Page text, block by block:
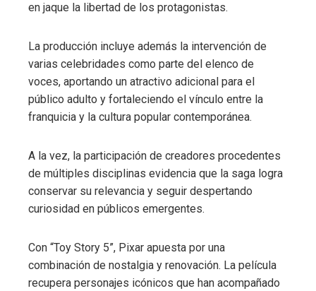
en jaque la libertad de los protagonistas.
La producción incluye además la intervención de
varias celebridades como parte del elenco de
voces, aportando un atractivo adicional para el
público adulto y fortaleciendo el vínculo entre la
franquicia y la cultura popular contemporánea.
A la vez, la participación de creadores procedentes
de múltiples disciplinas evidencia que la saga logra
conservar su relevancia y seguir despertando
curiosidad en públicos emergentes.
Con “Toy Story 5”, Pixar apuesta por una
combinación de nostalgia y renovación. La película
recupera personajes icónicos que han acompañado